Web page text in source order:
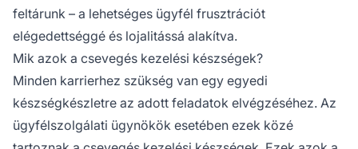
feltárunk – a lehetséges ügyfél frusztrációt
elégedettséggé és lojalitássá alakítva.
Mik azok a csevegés kezelési készségek?
Minden karrierhez szükség van egy egyedi
készségkészletre az adott feladatok elvégzéséhez. Az
ügyfélszolgálati ügynökök esetében ezek közé